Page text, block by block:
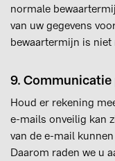
normale
van uw gegevens
bewaartermijn is niet
9.
Houd er rekening
e-mails onveilig kan
van de e-mail
Daarom raden we u